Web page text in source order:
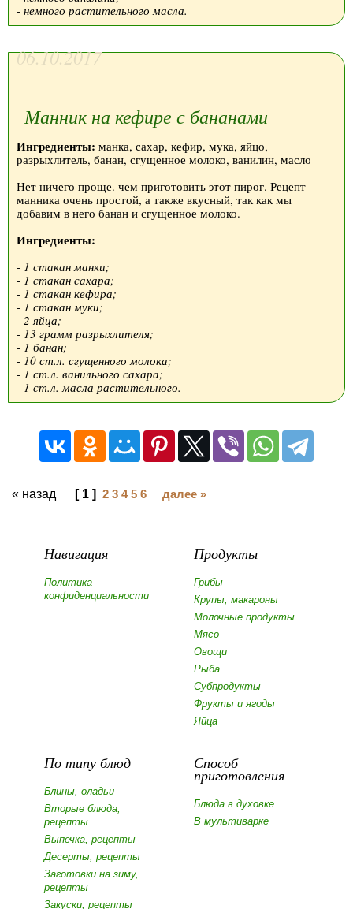
- немного растительного масла.
06.10.2017
Манник на кефире с бананами
Ингредиенты: манка, сахар, кефир, мука, яйцо,
разрыхлитель, банан, сгущенное молоко, ванилин, масло
Нет ничего проще. чем приготовить этот пирог. Рецепт
манника очень простой, а также вкусный, так как мы
добавим в него банан и сгущенное молоко.
Ингредиенты:
- 1 стакан манки;
- 1 стакан сахара;
- 1 стакан кефира;
- 1 стакан муки;
- 2 яйца;
- 13 грамм разрыхлителя;
- 1 банан;
- 10 ст.л. сгущенного молока;
- 1 ст.л. ванильного сахара;
- 1 ст.л. масла растительного.
« назад [ 1 ] 2 3 4 5 6 далее »
Навигация
Политика
конфиденциальности
Продукты
Грибы
Крупы, макароны
Молочные продукты
Мясо
Овощи
Рыба
Субпродукты
Фрукты и ягоды
Яйца
По типу блюд
Блины, оладьи
Вторые блюда,
рецепты
Выпечка, рецепты
Десерты, рецепты
Заготовки на зиму,
рецепты
Закуски, рецепты
Способ
приготовления
Блюда в духовке
В мультиварке